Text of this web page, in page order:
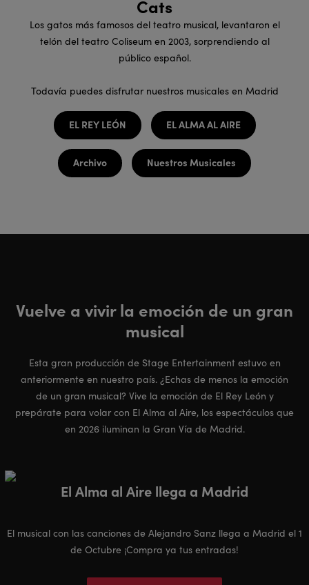
Cats
Los gatos más famosos del teatro musical, levantaron el
telón del teatro Coliseum en 2003, sorprendiendo al
público español.
Todavía puedes disfrutar nuestros musicales en Madrid
EL REY LEÓN EL ALMA AL AIRE
Archivo Nuestros Musicales
Vuelve a vivir la emoción de un gran
musical
Esta gran producción de Stage Entertainment estuvo en
anteriormente en nuestro país. ¿Echas de menos la emoción
de un gran musical? Vive la emoción de El Rey León y
prepárate para volar con El Alma al Aire, los espectáculos que
en 2026 iluminan la Gran Vía de Madrid.
El Alma al Aire llega a Madrid
El musical con las canciones de Alejandro Sanz llega a Madrid el 1
de Octubre ¡Compra ya tus entradas!